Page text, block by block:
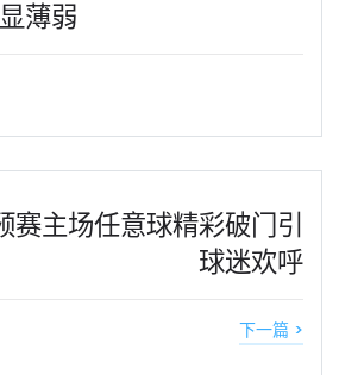
薄弱
赛主场任意球精彩破门引
球迷欢呼
下一篇 >